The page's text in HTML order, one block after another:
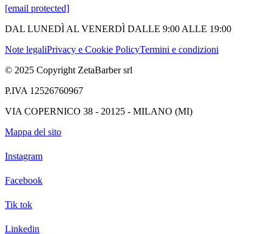
[email protected]
DAL LUNEDÌ AL VENERDÌ DALLE 9:00 ALLE 19:00
Note legaliPrivacy e Cookie PolicyTermini e condizioni
© 2025 Copyright ZetaBarber srl
P.IVA 12526760967
VIA COPERNICO 38 - 20125 - MILANO (MI)
Mappa del sito
Instagram
Facebook
Tik tok
Linkedin